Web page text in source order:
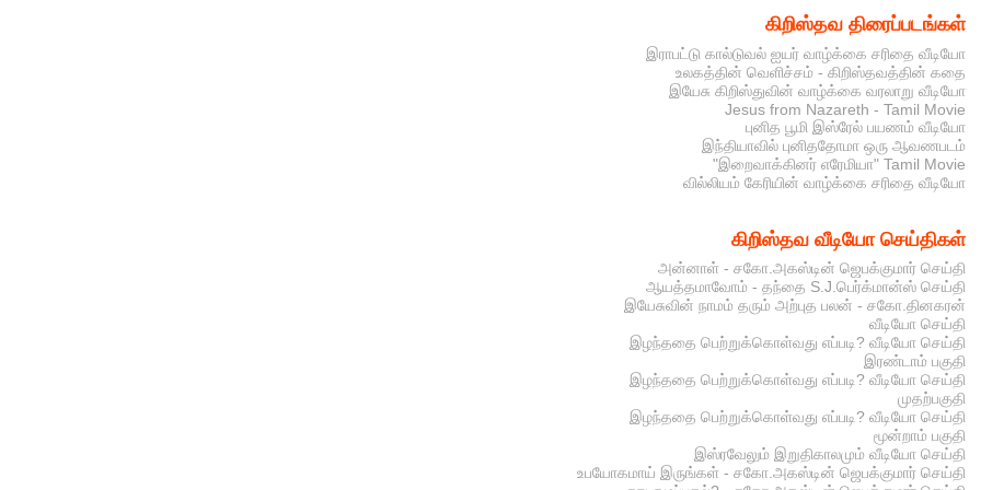
கிறிஸ்தவ திரைப்படங்கள்
இராபட்டு கால்டுவல் ஐயர் வாழ்க்கை சரிதை வீடியோ
உலகத்தின் வெளிச்சம் - கிறிஸ்தவத்தின் கதை
இயேசு கிறிஸ்துவின் வாழ்க்கை வரலாறு வீடியோ
Jesus from Nazareth - Tamil Movie
புனித பூமி இஸ்ரேல் பயணம் வீடியோ
இந்தியாவில் புனிததோமா ஒரு ஆவணபடம்
"இறைவாக்கினர் எரேமியா" Tamil Movie
வில்லியம் கேரியின் வாழ்க்கை சரிதை வீடியோ
கிறிஸ்தவ வீடியோ செய்திகள்
அன்னாள் - சகோ.அகஸ்டின் ஜெபக்குமார் செய்தி
ஆயத்தமாவோம் - தந்தை S.J.பெர்க்மான்ஸ் செய்தி
இயேசுவின் நாமம் தரும் அற்புத பலன் - சகோ.தினகரன்
வீடியோ செய்தி
இழந்ததை பெற்றுக்கொள்வது எப்படி? வீடியோ செய்தி
இரண்டாம் பகுதி
இழந்ததை பெற்றுக்கொள்வது எப்படி? வீடியோ செய்தி
முதற்பகுதி
இழந்ததை பெற்றுக்கொள்வது எப்படி? வீடியோ செய்தி
மூன்றாம் பகுதி
இஸ்ரவேலும் இறுதிகாலமும் வீடியோ செய்தி
உபயோகமாய் இருங்கள் - சகோ.அகஸ்டின் ஜெபக்குமார் செய்தி